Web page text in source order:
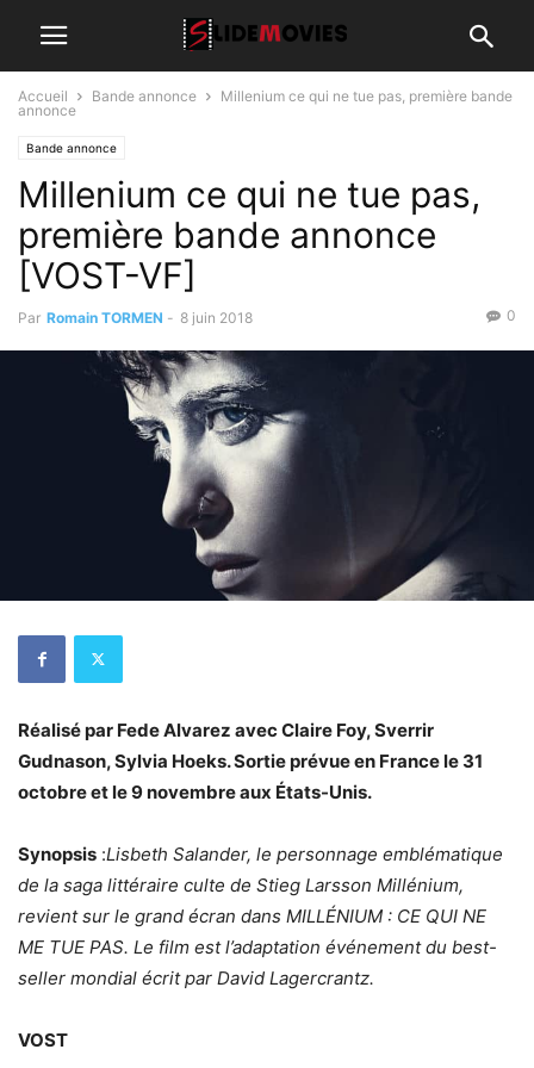
Accueil Bande annonce
Millenium ce qui ne tue pas, première bande
annonce
Bande annonce
Millenium ce qui ne tue pas,
première bande annonce
[VOST-VF]
Par Romain TORMEN - 8 juin 2018 0
Réalisé par Fede Alvarez avec Claire Foy, Sverrir
Gudnason, Sylvia Hoeks. Sortie prévue en France le 31
octobre et le 9 novembre aux États-Unis.
Synopsis :Lisbeth Salander, le personnage emblématique
de la saga littéraire culte de Stieg Larsson Millénium,
revient sur le grand écran dans MILLÉNIUM : CE QUI NE
ME TUE PAS. Le film est l’adaptation événement du best-
seller mondial écrit par David Lagercrantz.
VOST